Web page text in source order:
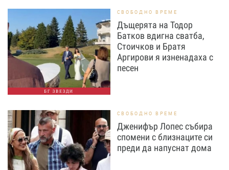
БГ ЗВЕЗДИ
СВОБОДНО ВРЕМЕ
Дъщерята на Тодор
Батков вдигна сватба,
Стоичков и Братя
Аргирови я изненадаха с
песен
СВОБОДНО ВРЕМЕ
Дженифър Лопес събира
спомени с близнаците си
преди да напуснат дома